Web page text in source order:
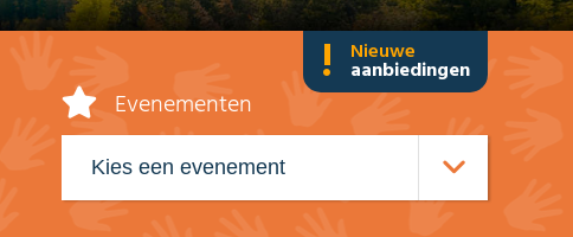
! Nieuwe
aanbiedingen
Evenementen